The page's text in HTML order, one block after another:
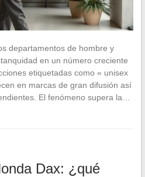
departamentos de hombre y
en un número creciente
etiquetadas como « unisex
en marcas de gran difusión así
El fenómeno supera la…
Dax: ¿qué